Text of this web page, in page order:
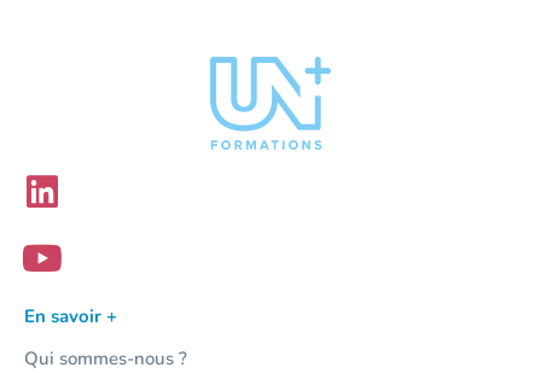
En savoir +
Qui sommes-nous ?